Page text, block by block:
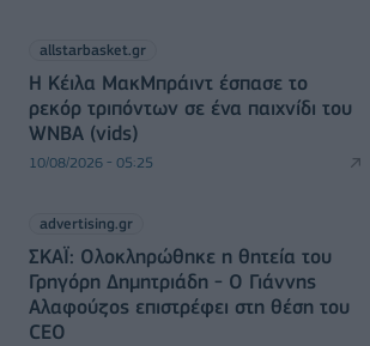
allstarbasket.gr
Η Κέιλα ΜακΜπράιντ έσπασε το
ρεκόρ τριπόντων σε ένα παιχνίδι του
WNBA (vids)
10/08/2026 - 05:25
advertising.gr
ΣΚΑΪ: Ολοκληρώθηκε η θητεία του
Γρηγόρη Δημητριάδη - Ο Γιάννης
Αλαφούζος επιστρέφει στη θέση του
CEO